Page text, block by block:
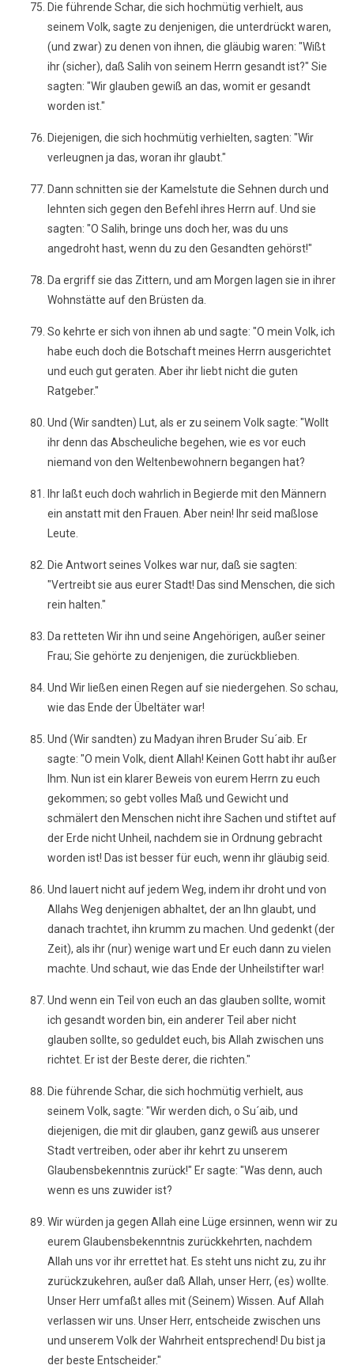
Die führende Schar, die sich hochmütig verhielt, aus
seinem Volk, sagte zu denjenigen, die unterdrückt waren,
(und zwar) zu denen von ihnen, die gläubig waren: "Wißt
ihr (sicher), daß Salih von seinem Herrn gesandt ist?" Sie
sagten: "Wir glauben gewiß an das, womit er gesandt
worden ist."
Diejenigen, die sich hochmütig verhielten, sagten: "Wir
verleugnen ja das, woran ihr glaubt."
Dann schnitten sie der Kamelstute die Sehnen durch und
lehnten sich gegen den Befehl ihres Herrn auf. Und sie
sagten: "O Salih, bringe uns doch her, was du uns
angedroht hast, wenn du zu den Gesandten gehörst!"
Da ergriff sie das Zittern, und am Morgen lagen sie in ihrer
Wohnstätte auf den Brüsten da.
So kehrte er sich von ihnen ab und sagte: "O mein Volk, ich
habe euch doch die Botschaft meines Herrn ausgerichtet
und euch gut geraten. Aber ihr liebt nicht die guten
Ratgeber."
Und (Wir sandten) Lut, als er zu seinem Volk sagte: "Wollt
ihr denn das Abscheuliche begehen, wie es vor euch
niemand von den Weltenbewohnern begangen hat?
Ihr laßt euch doch wahrlich in Begierde mit den Männern
ein anstatt mit den Frauen. Aber nein! Ihr seid maßlose
Leute.
Die Antwort seines Volkes war nur, daß sie sagten:
"Vertreibt sie aus eurer Stadt! Das sind Menschen, die sich
rein halten."
Da retteten Wir ihn und seine Angehörigen, außer seiner
Frau; Sie gehörte zu denjenigen, die zurückblieben.
Und Wir ließen einen Regen auf sie niedergehen. So schau,
wie das Ende der Übeltäter war!
Und (Wir sandten) zu Madyan ihren Bruder Su´aib. Er
sagte: "O mein Volk, dient Allah! Keinen Gott habt ihr außer
Ihm. Nun ist ein klarer Beweis von eurem Herrn zu euch
gekommen; so gebt volles Maß und Gewicht und
schmälert den Menschen nicht ihre Sachen und stiftet auf
der Erde nicht Unheil, nachdem sie in Ordnung gebracht
worden ist! Das ist besser für euch, wenn ihr gläubig seid.
Und lauert nicht auf jedem Weg, indem ihr droht und von
Allahs Weg denjenigen abhaltet, der an Ihn glaubt, und
danach trachtet, ihn krumm zu machen. Und gedenkt (der
Zeit), als ihr (nur) wenige wart und Er euch dann zu vielen
machte. Und schaut, wie das Ende der Unheilstifter war!
Und wenn ein Teil von euch an das glauben sollte, womit
ich gesandt worden bin, ein anderer Teil aber nicht
glauben sollte, so geduldet euch, bis Allah zwischen uns
richtet. Er ist der Beste derer, die richten."
Die führende Schar, die sich hochmütig verhielt, aus
seinem Volk, sagte: "Wir werden dich, o Su´aib, und
diejenigen, die mit dir glauben, ganz gewiß aus unserer
Stadt vertreiben, oder aber ihr kehrt zu unserem
Glaubensbekenntnis zurück!" Er sagte: "Was denn, auch
wenn es uns zuwider ist?
Wir würden ja gegen Allah eine Lüge ersinnen, wenn wir zu
eurem Glaubensbekenntnis zurückkehrten, nachdem
Allah uns vor ihr errettet hat. Es steht uns nicht zu, zu ihr
zurückzukehren, außer daß Allah, unser Herr, (es) wollte.
Unser Herr umfaßt alles mit (Seinem) Wissen. Auf Allah
verlassen wir uns. Unser Herr, entscheide zwischen uns
und unserem Volk der Wahrheit entsprechend! Du bist ja
der beste Entscheider."